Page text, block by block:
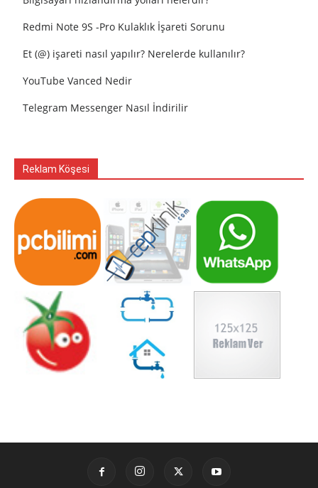
Redmi Note 9S -Pro Kulaklık İşareti Sorunu
Et (@) işareti nasıl yapılır? Nerelerde kullanılır?
YouTube Vanced Nedir
Telegram Messenger Nasıl İndirilir
Reklam Köşesi